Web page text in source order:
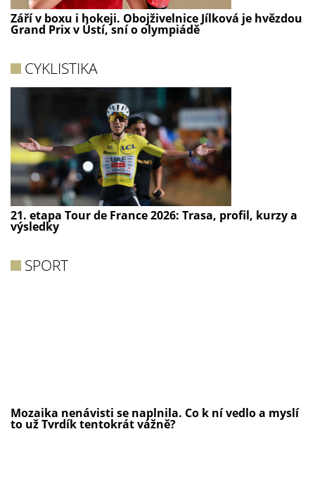
Září v boxu i hokeji. Obojživelnice Jílková je hvězdou
Grand Prix v Ústí, sní o olympiádě
CYKLISTIKA
21. etapa Tour de France 2026: Trasa, profil, kurzy a
výsledky
SPORT
Mozaika nenávisti se naplnila. Co k ní vedlo a myslí
to už Tvrdík tentokrát vážně?